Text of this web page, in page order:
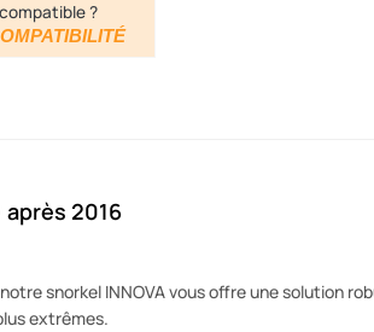
?
après 2016
snorkel INNOVA vous offre une solution
extrêmes.